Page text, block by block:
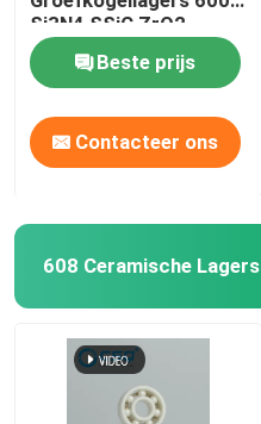
Si3N4 SSiC ZrO2
Beste prijs
Contacteer ons
608 Ceramische Lagers